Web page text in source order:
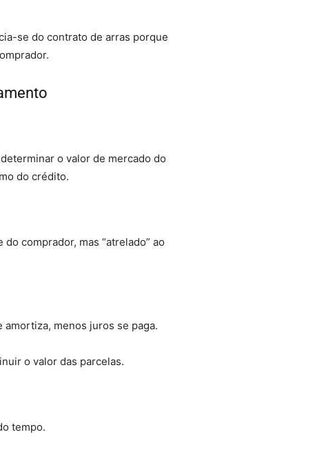
se do contrato de arras porque
o valor de mercado do
do crédito.
comprador, mas “atrelado” ao
amortiza, menos juros se paga.
o valor das parcelas.
tempo.